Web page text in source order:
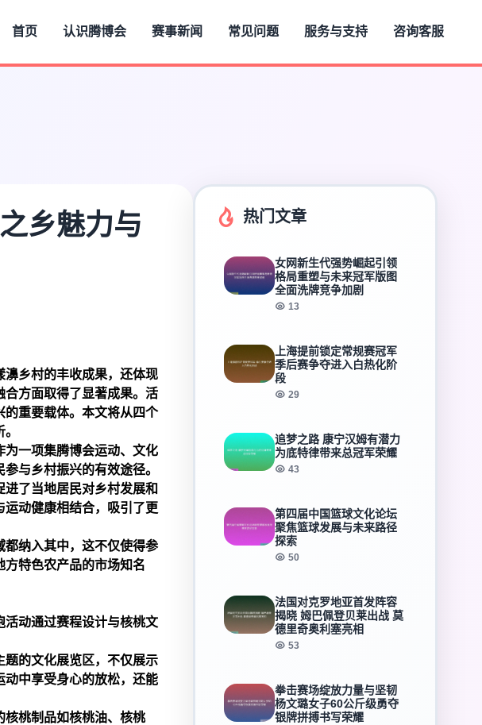
首页 认识腾博会 赛事新闻 常见问题 服务与支持 咨询客服
乡魅力与
乡村的丰收成果，还体现
合方面取得了显著成果。活
重要载体。本文将从四个
为一项集腾博会运动、文化
与乡村振兴的有效途径。
了当地居民对乡村发展和
动健康相结合，吸引了更
都纳入其中，这不仅使得参
特色农产品的市场知名
活动通过赛程设计与核桃文
的文化展览区，不仅展示
中享受身心的放松，还能
核桃制品如核桃油、核桃
热门文章
女网新生代强势崛起引领
格局重塑与未来冠军版图
全面洗牌竞争加剧
13
上海提前锁定常规赛冠军
季后赛争夺进入白热化阶
段
29
追梦之路 康宁汉姆有潜力
为底特律带来总冠军荣耀
43
第四届中国篮球文化论坛
聚焦篮球发展与未来路径
探索
50
法国对克罗地亚首发阵容
揭晓 姆巴佩登贝莱出战 莫
德里奇奥利塞亮相
53
拳击赛场绽放力量与坚韧
杨文璐女子60公斤级勇夺
银牌拼搏书写荣耀